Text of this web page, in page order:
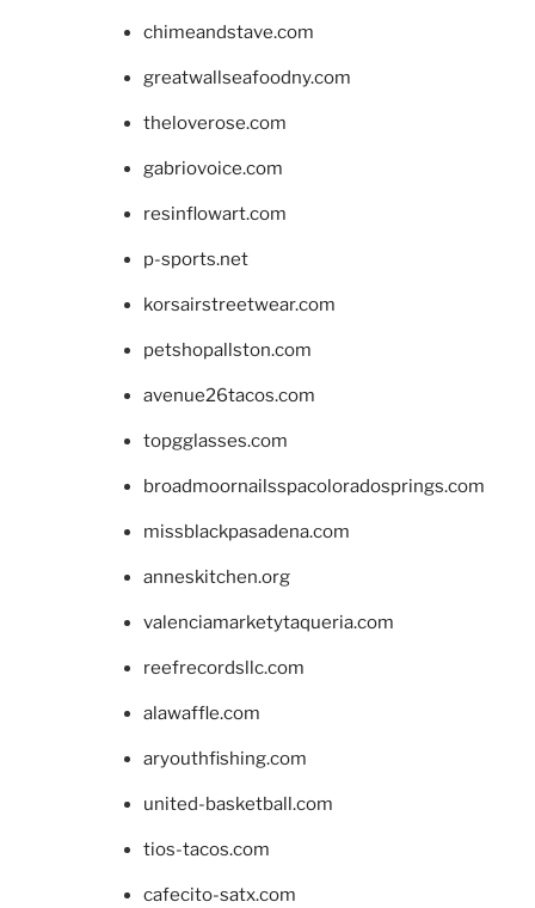
chimeandstave.com
greatwallseafoodny.com
theloverose.com
gabriovoice.com
resinflowart.com
p-sports.net
korsairstreetwear.com
petshopallston.com
avenue26tacos.com
topgglasses.com
broadmoornailsspacoloradosprings.com
missblackpasadena.com
anneskitchen.org
valenciamarketytaqueria.com
reefrecordsllc.com
alawaffle.com
aryouthfishing.com
united-basketball.com
tios-tacos.com
cafecito-satx.com